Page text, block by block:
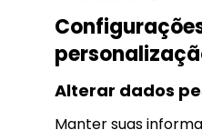
Alterar dados
Manter suas